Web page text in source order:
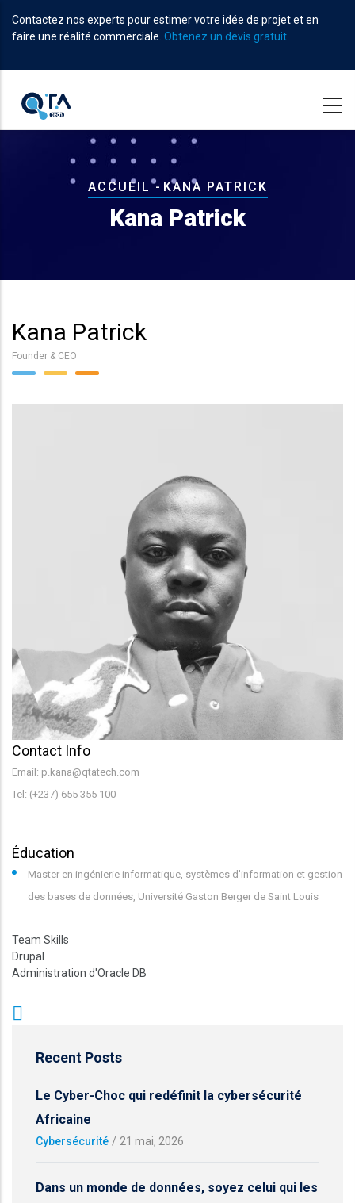
au
contenu
Contactez nos experts pour estimer votre idée de projet et en
faire une réalité commerciale. Obtenez un devis gratuit.
Fil
d'Ariane
ACCUEIL - KANA PATRICK
Kana Patrick
Kana Patrick
Founder & CEO
Contact Info
Email: p.kana@qtatech.com
Tel: (+237) 655 355 100
Éducation
Master en ingénierie informatique, systèmes d'information et gestion
des bases de données, Université Gaston Berger de Saint Louis
Team Skills
Drupal
Administration d'Oracle DB
Recent Posts
Le Cyber-Choc qui redéfinit la cybersécurité
Africaine
Cybersécurité / 21 mai, 2026
Dans un monde de données, soyez celui qui les